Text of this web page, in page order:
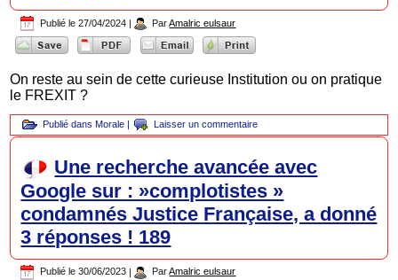
Publié le 27/04/2024 | Par Amalric eulsaur
On reste au sein de cette curieuse Institution ou on pratique
le FREXIT ?
Publié dans Morale Laisser un commentaire
Une recherche avancée avec
Google sur : »complotistes »
condamnés Justice Française, a donné
3 réponses ! 189
Publié le 30/06/2023 | Par Amalric eulsaur